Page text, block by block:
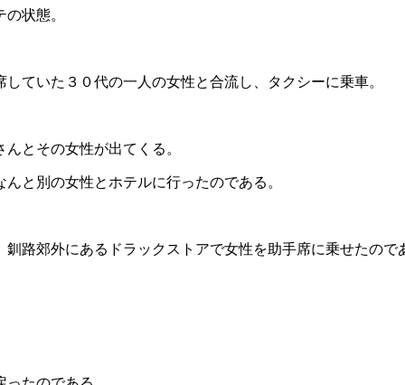
状態。
ていた３０代の一人の女性と合流し、タクシーに乗車。
とその女性が出てくる。
と別の女性とホテルに行ったのである。
路郊外にあるドラックストアで女性を助手席に乗せたので